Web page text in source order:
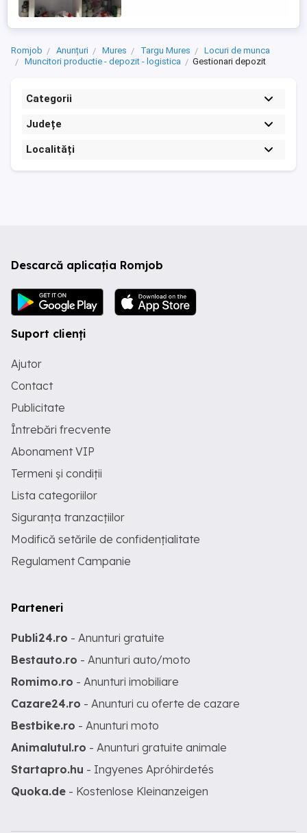
Romjob Anunțuri Mures Targu Mures
Locuri de munca
Muncitori productie - depozit - logistica
Gestionari depozit
Categorii
Județe
Localități
Descarcă aplicația Romjob
Suport clienți
Ajutor
Contact
Publicitate
Întrebări frecvente
Abonament VIP
Termeni și condiții
Lista categoriilor
Siguranța tranzacțiilor
Modifică setările de confidențialitate
Regulament Campanie
Parteneri
Publi24.ro - Anunturi gratuite
Bestauto.ro - Anunturi auto/moto
Romimo.ro - Anunturi imobiliare
Cazare24.ro - Anunturi cu oferte de cazare
Bestbike.ro - Anunturi moto
Animalutul.ro - Anunturi gratuite animale
Startapro.hu - Ingyenes Apróhirdetés
Quoka.de - Kostenlose Kleinanzeigen